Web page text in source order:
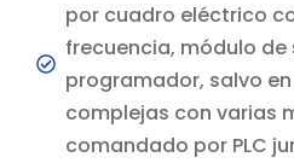
por cuadro eléctrico
frecuencia, módulo de
programador, salvo
complejas con varias
comandado por PLC